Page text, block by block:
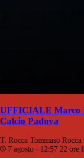
UFFICIALE Marco
Calcio Padova
T. Rocca Tommaso Rocca
7 agosto - 12:57 22 ore